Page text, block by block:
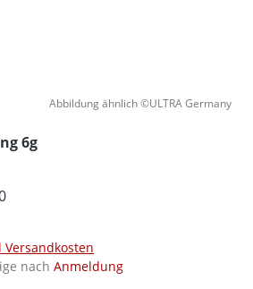
Abbildung ähnlich ©ULTRA Germany
6g
Versandkosten
nach Anmeldung